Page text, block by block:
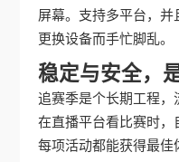
屏幕。支持多平台，
更换设备而手忙脚乱。
稳定与安全，
追赛季是个长期工程，
在直播平台看比赛时，
每项活动都能获得最佳